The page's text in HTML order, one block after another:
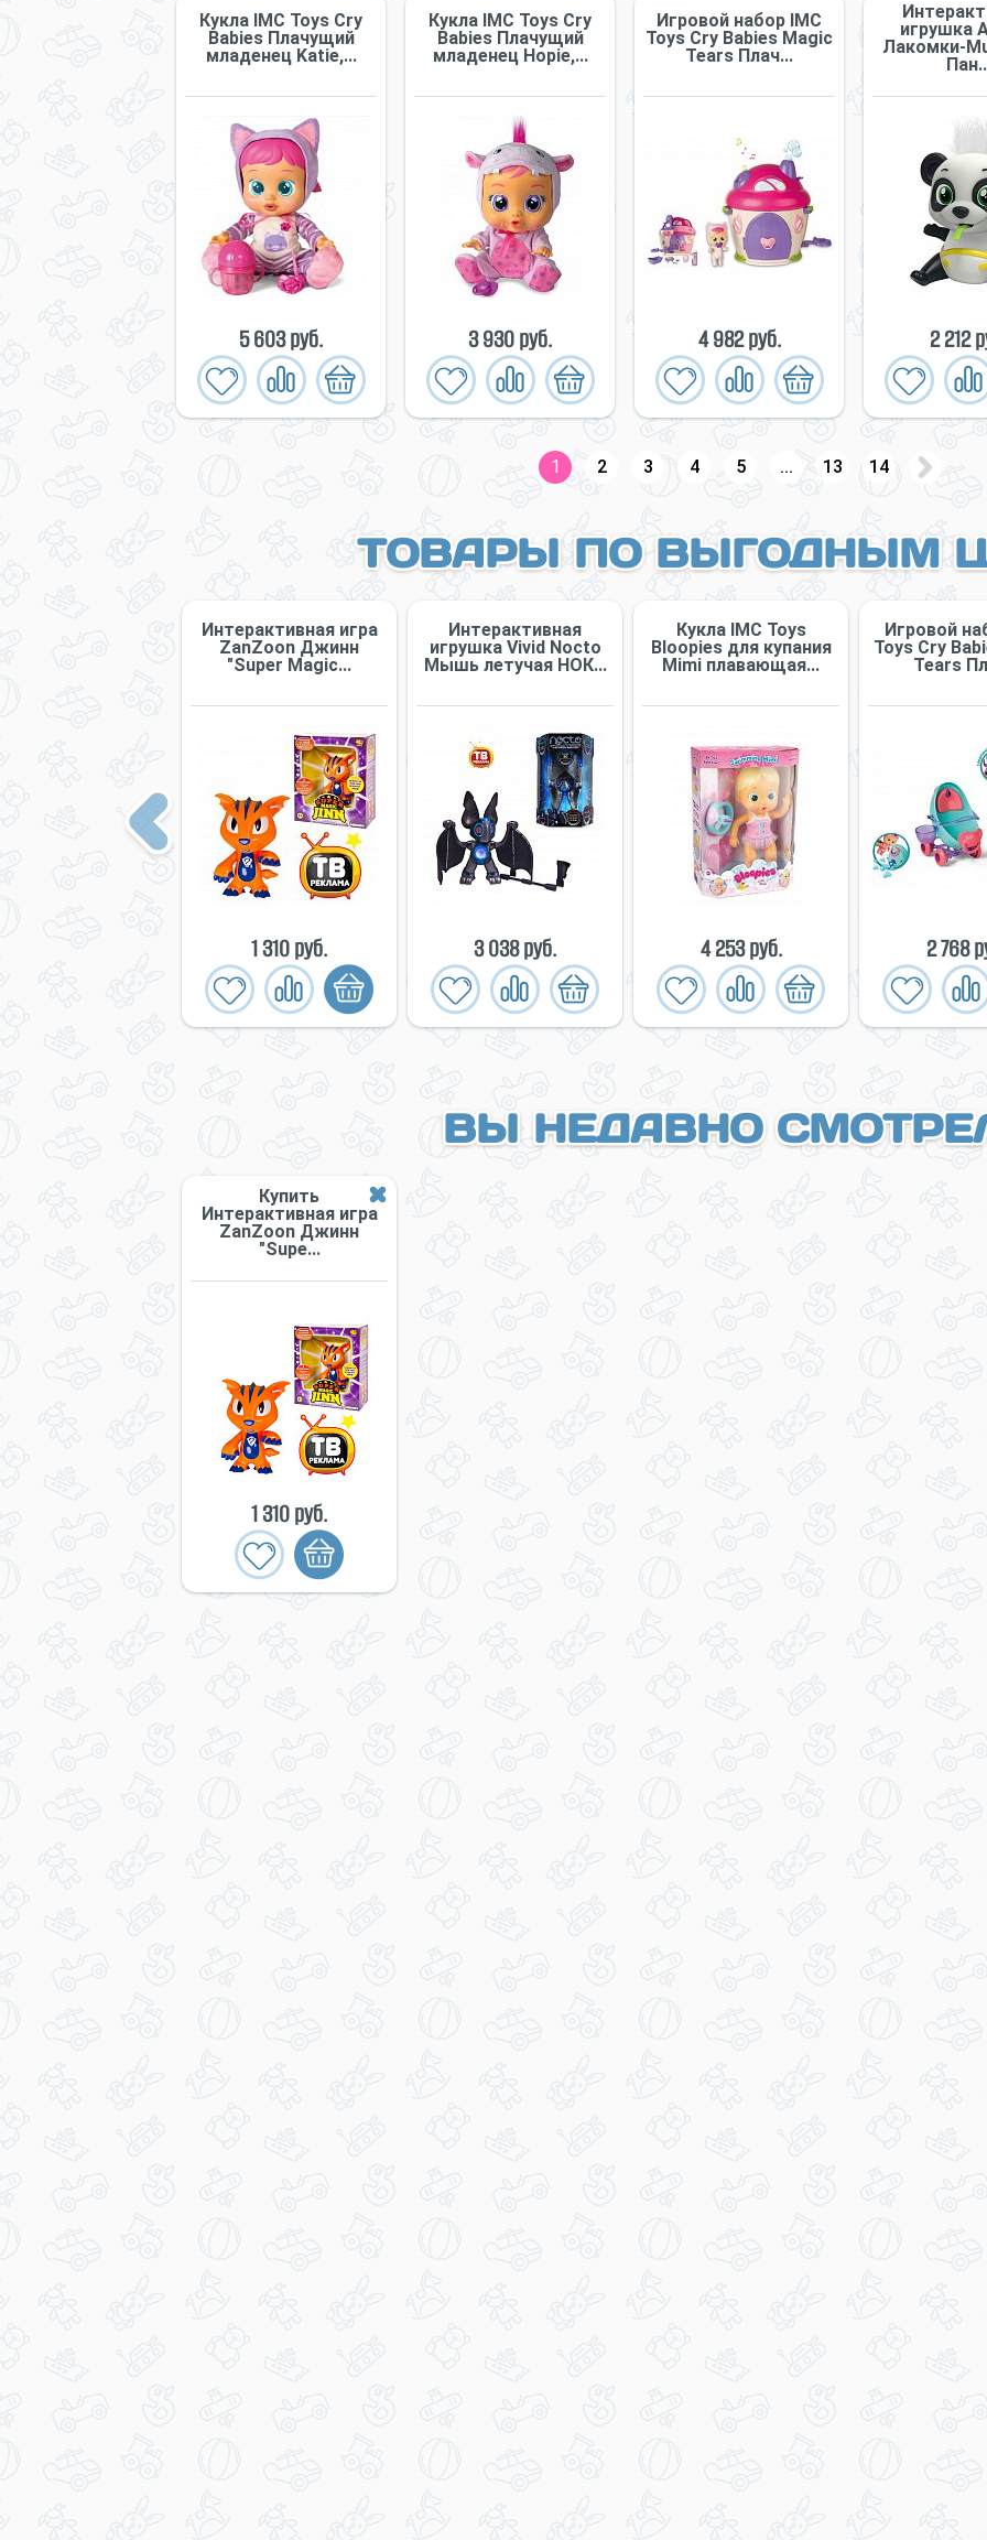
Кукла IMC Toys Cry
Babies Плачущий
младенец Katie,...
5 603 руб.
Кукла IMC Toys Cry
Babies Плачущий
младенец Hopie,...
3 930 руб.
Игровой набор IMC
Toys Cry Babies Magic
Tears Плач...
4 982 руб.
игрушка
Лакомки-
2 212
1 2 3 4 5 ... 13 14
ТОВАРЫ ПО ВЫГОДНЫМ
Previous
Интерактивная игра
ZanZoon Джинн
"Super Magic...
1 310 руб.
Интерактивная
игрушка Vivid Nocto
Мышь летучая НОК...
3 038 руб.
Кукла IMC Toys
Bloopies для купания
Mimi плавающая...
4 253 руб.
Игровой
Toys Cry
Tears
2 768
ВЫ НЕДАВНО
Купить
Интерактивная игра
ZanZoon Джинн
"Supe...
1 310 руб.